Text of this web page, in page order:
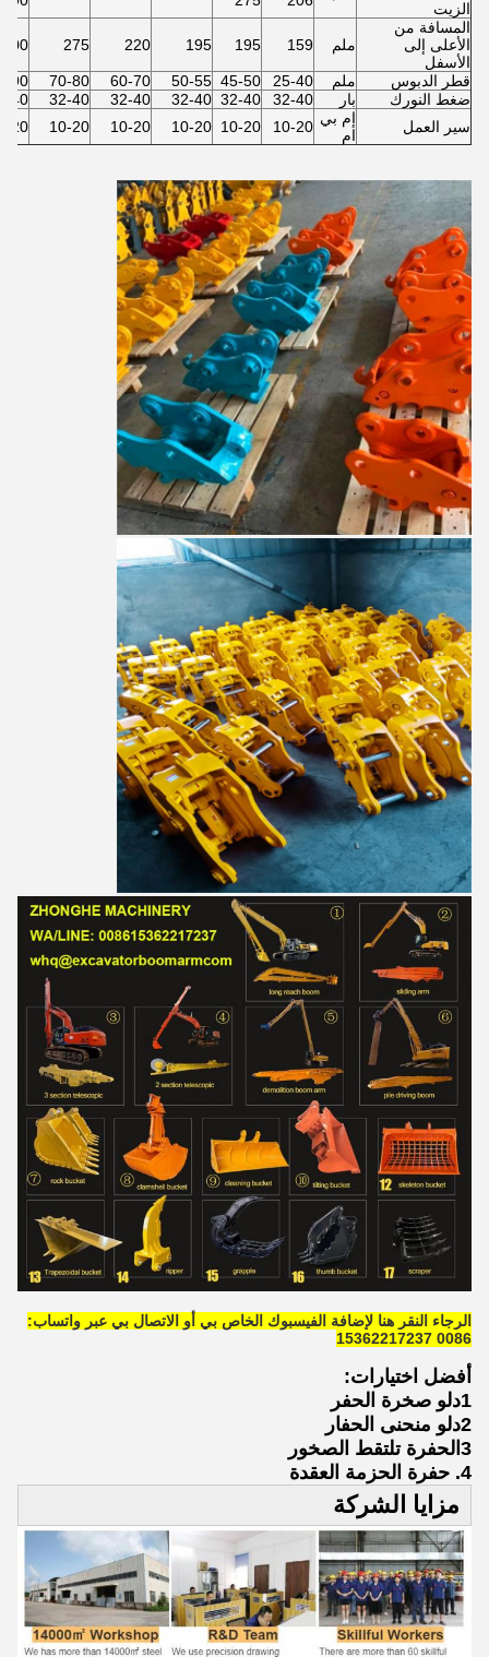
الزيت
المسافة من
الأعلى إلى
الأسفل
ملم 159
195
195
220
275
300
قطر الدبوس ملم 25-40
45-50
50-55
60-70
70-80
90
ضغط النورك
بار 32-40
32-40
32-40
32-40
32-40
40
سير العمل
إم بي
ام
10-20
10-20
10-20
10-20
10-20
20
الرجاء النقر هنا لإضافة الفيسبوك الخاص بي أو الاتصال بي عبر واتساب:
0086 15362217237
أفضل اختيارات:
1دلو صخرة الحفر
2دلو منحنى الحفار
3الحفرة تلتقط الصخور
4. حفرة الحزمة العقدة
مزايا الشركة